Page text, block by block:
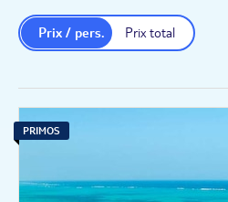
Prix total
Prix / pers.
PRIMOS